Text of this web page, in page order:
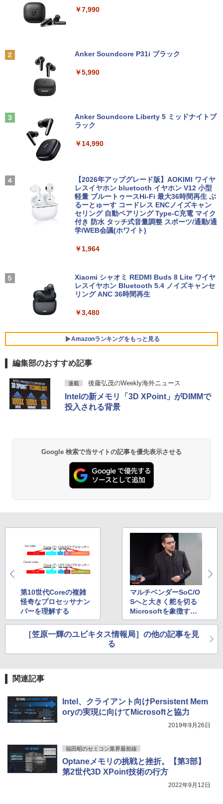
ノートパソコン Lenovo ThinkPad L570
第6世代Core i5 メモリ16GB SSD256GB
ows11 Pro 送料無料 保証付き
【1500円OFFクーポン】【訳アリ】【W
古パソコン 13.3インチ SSD256GB メモ
SD1TB メモリ16GB 軽量 薄型 ダイナブ
ック
￥29,800
向け 初期設定済 Win11 Pro 日本語キー
op 14型液晶 Webカメラ USB 3.0 miniH
DMI 無線機能 Bluetooth 超軽量大容量バ
ッテリー ノートPC在宅勤務14Q8H
￥29,800
5
レビュー投稿 5年保証｜MS Office 2024
ws11 Office付｜テンキー DVD 搭載｜C
｜店長厳選 Lenovo ThinkPad 15.6型 Bl
uetooth Wi-Fi 無線｜中古 パソコン 中古
PC Word Excel
￥9,980
2
貴重 英語/中国語/日本語版 WINDOWS X
P SP3 / WIN7 /WIN10 インストール（購
ス デスクトップパソコン Core I3 OR I
【★最大100%ポイント】HP ProDesk 6
e/中古 デスクトップ デスクトップPC/Wi
ndows11
￥22,800
トップPC ProDesk 600 G6 SFF Corei5-
￥30,000
中古/送料無料 ※沖縄、離島を除く
￥6,980
2
アースドリームス 厳選おまかせモニター
21.5型〜27型ワイド 【HDMI対応 / FULL
NEC等) テレワーク デュアルモニター S
HS-B3 スリムベゼル AH-IPSパネル 解像
プレイ 液晶ディスプレイ 液晶モニター r
ankC
￥8,550
モバイルディスプレイ 自立型 1920*1080
h/PS3/PS4/PS5/Xbox One/PC/スマホ/U
SBType-C/標準HDMI対応【選べる種
類】タッチ/ケース付き/4Kタイプ
￥8,980
5
【期間限定10%OFFクーポン 8/12 10時
HD 240Hz 1ms Fast IPSパネル HDMI2.0
カーフリー ブルーライトカット モニター
ディスプレイ MAXZEN MGM25IC04-F2
40
￥572
￥770
集】アイアムオリーブ増刊号 NO.1 ハマ
ナカ
￥950
]
￥7,990
Anker Soundcore P31i ブラック
￥5,990
Anker Soundcore Liberty 5 ミッドナイトブ
ラック
￥14,990
【2026年アップグレード版】AOKIMI ワイヤ
レスイヤホン bluetooth イヤホン V12 小型
軽量 ブルートゥースHi-Fi 最大36時間再生 ぶ
るーとゅーす コードレス ENCノイズキャン
セリング 自動ペアリング Type-C充電 マイク
付き 防水 タッチ式音量調整 スポーツ/通勤/通
学/WEB会議(ホワイト)
￥1,964
Xiaomi シャオミ REDMI Buds 8 Lite ワイヤ
レスイヤホン Bluetooth 5.4 ノイズキャンセ
リング ANC 36時間再生
￥3,480
Amazonランキングをもっと見る
BRUCE WAYNE feat. Flo Milli, ATL Jacob
[Explicit]
￥250
BRUCE WAYNE feat. Flo Milli, ATL Jacob
[Explicit]
￥250
On My Road (Stadium ver.)
BUGS LIFE
【Amazon.co.jp限定】 い・ろ・は・す 2L P
ET ラベルレス ×8本
￥1,112
by Amazon 天然水 ラベルレス 500ml ×24本
富士山の天然水 バナジウム含有 水 ミネラル
ットル (Smart Basic)
￥1,380
by Amazon 炭酸水 ラベルレス 500ml ×24本
強炭酸水 ペットボトル 500ミリリットル (Sm
art Basic)
コカ・コーラ やかんの麦茶 from 爽健美茶 ラ
ベルレス 650mlPET×24本
薬屋のひとりごと 17巻 (デジタル版ビッグガ
ンガンコミックス)
￥770
異世界居酒屋「のぶ」(22) (角川コミックス・
エース)
￥832
HUNTER×HUNTER モノクロ版 39 (ジャンプ
コミックスDIGITAL)
￥572
スーパーの裏でヤニ吸うふたり 9巻 (デジタル
版ビッグガンガンコミックス)
編集部のおすすめ記事
連載 後藤弘茂のWeekly海外ニュース
Intelの新メモリ「3D XPoint」がDIMMで
投入される背景
Google 検索で当サイトの記事を優先表示させる
第10世代Coreの複雑
怪奇なプロセッサナン
バーを理解する
マルチベンダーSoC/O
Sへと大きく舵を切る
Microsoftを象徴するS
urface Duo
［笠原一輝のユビキタス情報局］の他の記事を見
る
関連記事
Intel、クライアント向けPersistent Mem
oryの実現に向けてMicrosoftと協力
2019年9月26日
福田昭のセミコン業界最前線
Optaneメモリの挑戦と挫折。【第3部】
第2世代3D XPoint技術の行方
2022年9月12日